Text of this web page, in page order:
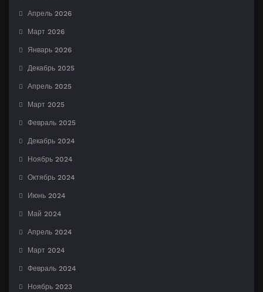
Апрель 2026
Март 2026
Январь 2026
Декабрь 2025
Апрель 2025
Март 2025
Февраль 2025
Декабрь 2024
Ноябрь 2024
Октябрь 2024
Июнь 2024
Май 2024
Апрель 2024
Март 2024
Февраль 2024
Ноябрь 2023